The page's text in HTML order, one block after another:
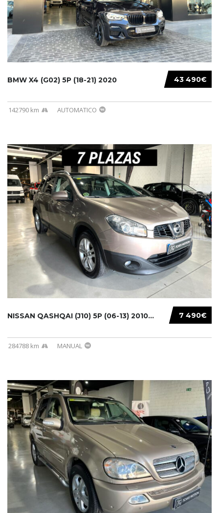
43 490€
BMW X4 (G02) 5P (18-21) 2020
142790 km AUTOMATICO
7 490€
NISSAN QASHQAI (J10) 5P (06-13) 2010...
284788 km MANUAL